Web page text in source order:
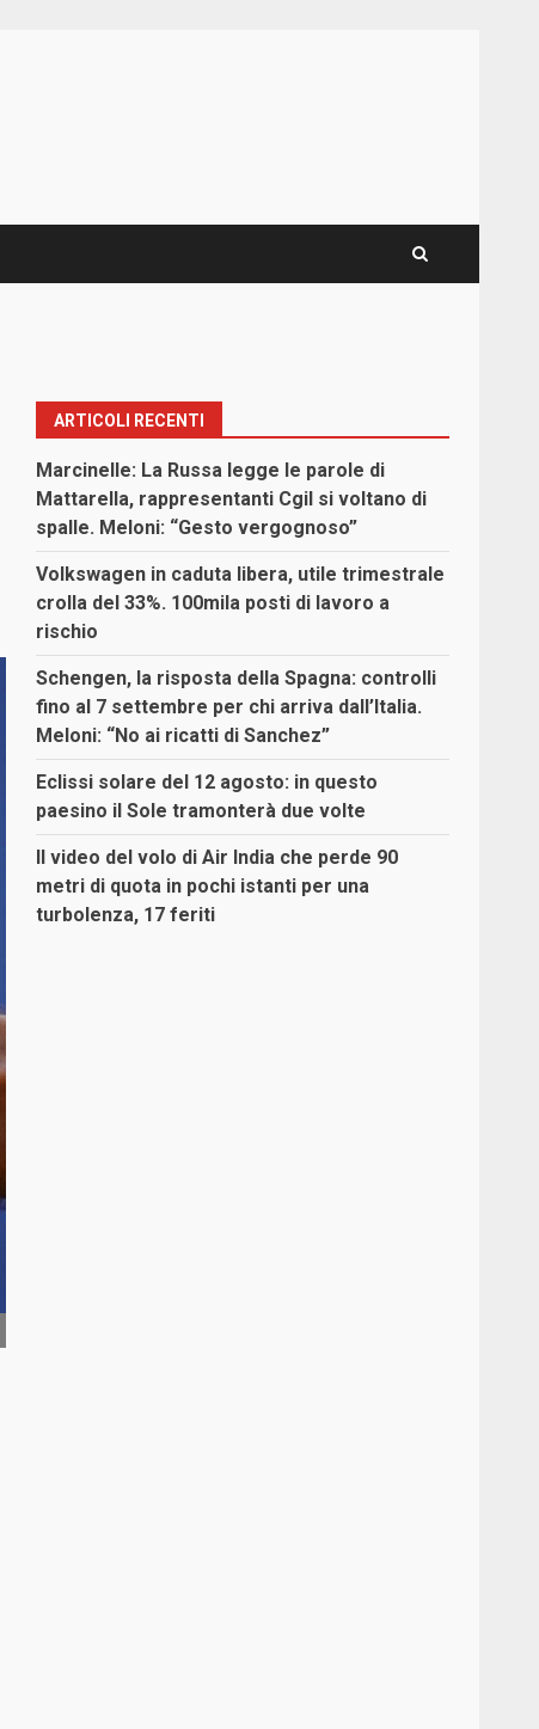
ARTICOLI RECENTI
Marcinelle: La Russa legge le parole di
Mattarella, rappresentanti Cgil si voltano di
spalle. Meloni: “Gesto vergognoso”
Volkswagen in caduta libera, utile trimestrale
crolla del 33%. 100mila posti di lavoro a
rischio
Schengen, la risposta della Spagna: controlli
fino al 7 settembre per chi arriva dall’Italia.
Meloni: “No ai ricatti di Sanchez”
Eclissi solare del 12 agosto: in questo
paesino il Sole tramonterà due volte
Il video del volo di Air India che perde 90
metri di quota in pochi istanti per una
turbolenza, 17 feriti